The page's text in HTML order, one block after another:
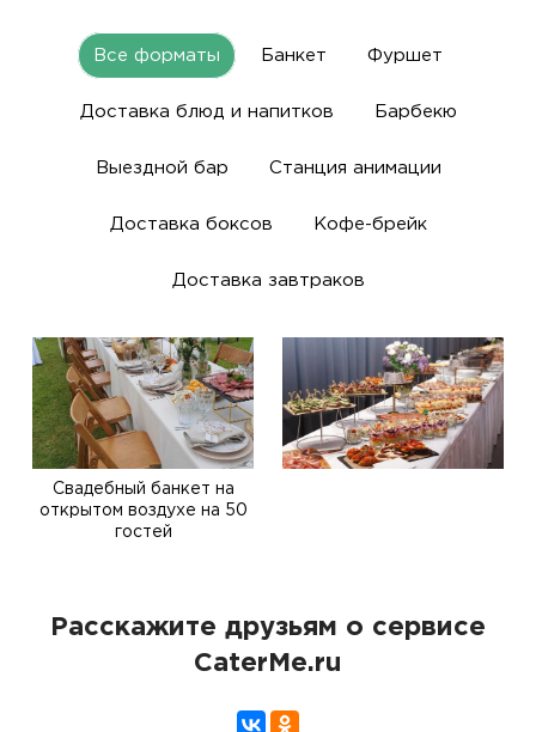
Все форматы Банкет Фуршет
Доставка блюд и напитков Барбекю
Выездной бар Станция анимации
Доставка боксов Кофе-брейк
Доставка завтраков
Свадебный банкет на
открытом воздухе на 50
гостей
Расскажите друзьям о сервисе
CaterMe.ru